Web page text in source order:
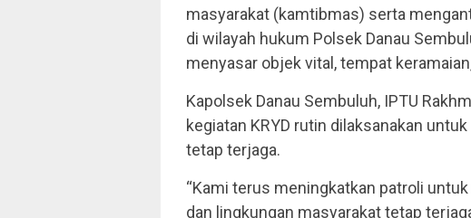
masyarakat (kamtibmas) serta
di wilayah hukum Polsek Danau
menyasar objek vital, tempat
Kapolsek Danau Sembuluh, IPTU
kegiatan KRYD rutin dilaksanakan
tetap terjaga.
“Kami terus meningkatkan patroli
dan lingkungan masyarakat tetap